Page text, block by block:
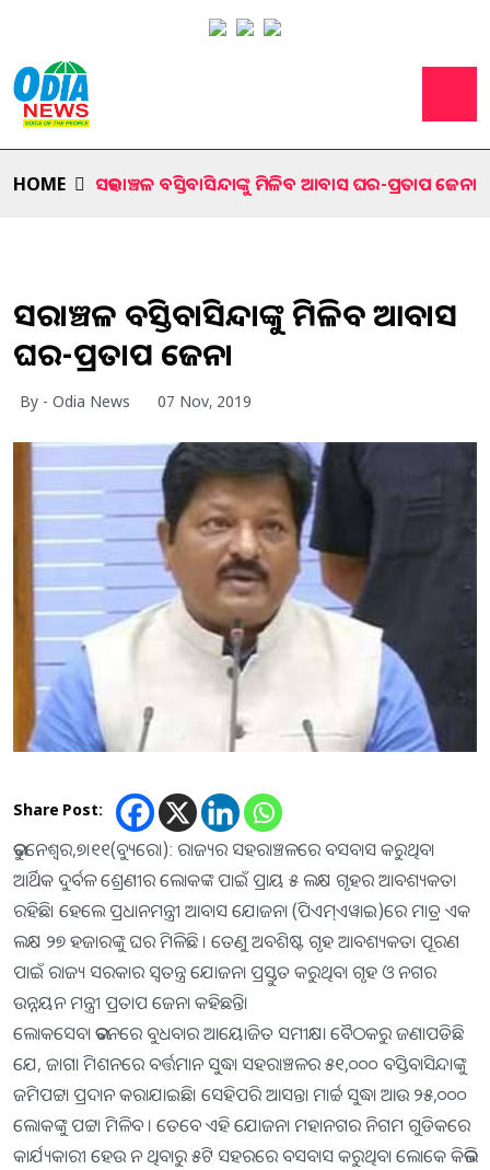
HOME ସହରାଞ୍ଚଳ ବସ୍ତିବାସିନ୍ଦାଙ୍କୁ ମିଳିବ ଆବାସ ଘର-ପ୍ରତାପ ଜେନା
ସହରାଞ୍ଚଳ ବସ୍ତିବାସିନ୍ଦାଙ୍କୁ ମିଳିବ ଆବାସ
ଘର-ପ୍ରତାପ ଜେନା
By - Odia News 07 Nov, 2019
Share Post:
ଭୁବନେଶ୍ୱର,୭।୧୧(ବ୍ୟୁରୋ): ରାଜ୍ୟର ସହରାଞ୍ଚଳରେ ବସବାସ କରୁଥିବା
ଆର୍ଥିକ ଦୁର୍ବଳ ଶ୍ରେଣୀର ଲୋକଙ୍କ ପାଇଁ ପ୍ରାୟ ୫ ଲକ୍ଷ ଗୃହର ଆବଶ୍ୟକତା
ରହିଛି। ହେଲେ ପ୍ରଧାନମନ୍ତ୍ରୀ ଆବାସ ଯୋଜନା (ପିଏମ୍‌ଏୱାଇ)ରେ ମାତ୍ର ଏକ
ଲକ୍ଷ ୨୭ ହଜାରଙ୍କୁ ଘର ମିଳିଛି । ତେଣୁ ଅବଶିଷ୍ଟ ଗୃହ ଆବଶ୍ୟକତା ପୂରଣ
ପାଇଁ ରାଜ୍ୟ ସରକାର ସ୍ବତନ୍ତ୍ର ଯୋଜନା ପ୍ରସ୍ତୁତ କରୁଥିବା ଗୃହ ଓ ନଗର
ଉନ୍ନୟନ ମନ୍ତ୍ରୀ ପ୍ରତାପ ଜେନା କହିଛନ୍ତି।
ଲୋକସେବା ଭବନରେ ବୁଧବାର ଆୟୋଜିତ ସମୀକ୍ଷା ବୈଠକରୁ ଜଣାପଡିଛି
ଯେ, ଜାଗା ମିଶନରେ ବର୍ତ୍ତମାନ ସୁଦ୍ଧା ସହରାଞ୍ଚଳର ୫୧,୦୦୦ ବସ୍ତିବାସିନ୍ଦାଙ୍କୁ
ଜମିପଟ୍ଟା ପ୍ରଦାନ କରାଯାଇଛି। ସେହିପରି ଆସନ୍ତା ମାର୍ଚ୍ଚ ସୁଦ୍ଧା ଆଉ ୨୫,୦୦୦
ଲୋକଙ୍କୁ ପଟ୍ଟା ମିଳିବ । ତେବେ ଏହି ଯୋଜନା ମହାନଗର ନିଗମ ଗୁଡିକରେ
କାର୍ଯ୍ୟକାରୀ ହେଉ ନ ଥିବାରୁ ୫ଟି ସହରରେ ବସବାସ କରୁଥିବା ଲୋକେ କିଭଳି